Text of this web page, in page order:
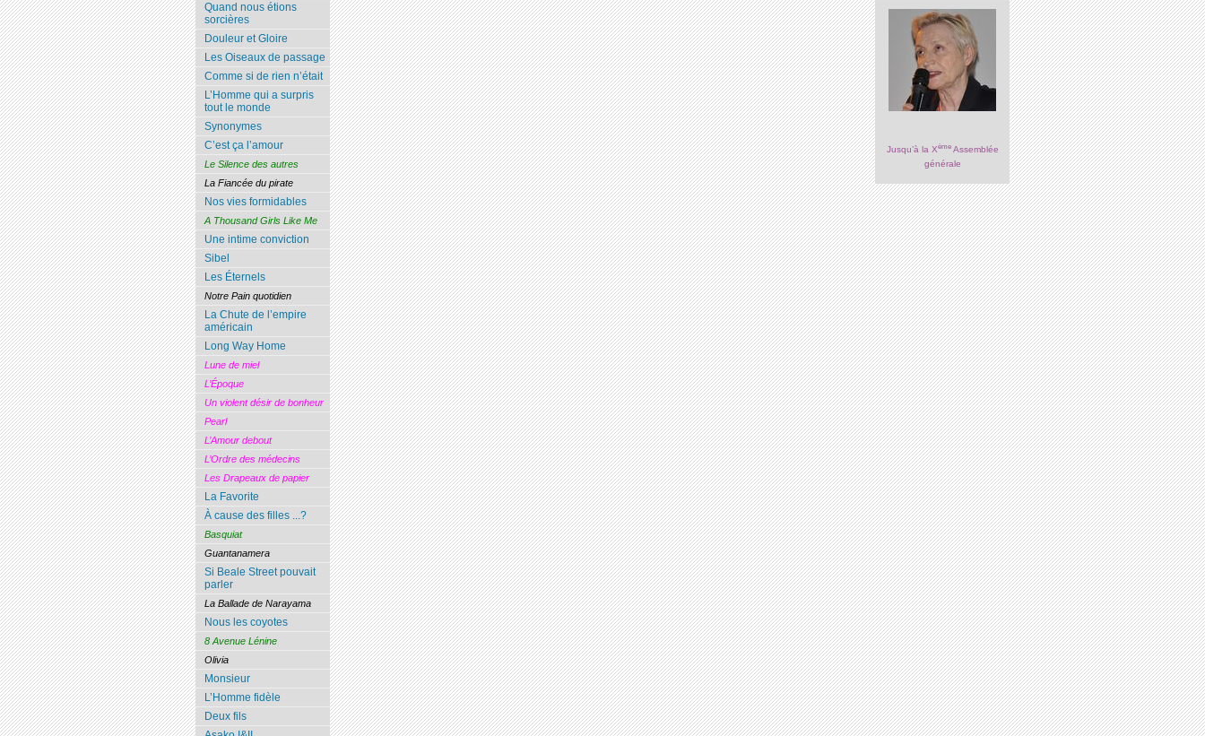
Jusqu’à la XèmeAssemblée
générale
Quand nous étions
sorcières
Douleur et Gloire
Les Oiseaux de passage
Comme si de rien n’était
L’Homme qui a surpris
tout le monde
Synonymes
C’est ça l’amour
Le Silence des autres
La Fiancée du pirate
Nos vies formidables
A Thousand Girls Like Me
Une intime conviction
Sibel
Les Éternels
Notre Pain quotidien
La Chute de l’empire
américain
Long Way Home
Lune de miel
L’Époque
Un violent désir de bonheur
Pearl
L’Amour debout
L’Ordre des médecins
Les Drapeaux de papier
La Favorite
À cause des filles ...?
Basquiat
Guantanamera
Si Beale Street pouvait
parler
La Ballade de Narayama
Nous les coyotes
8 Avenue Lénine
Olivia
Monsieur
L’Homme fidèle
Deux fils